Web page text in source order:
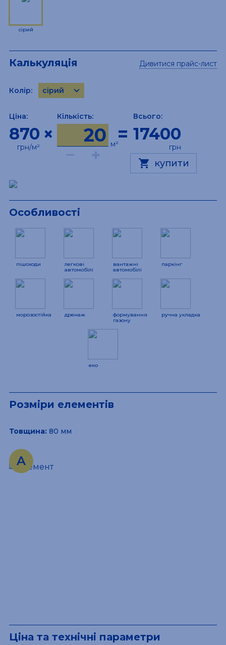
сірий
Калькуляція Дивитися прайс-лист
Колір: keyboard_arrow_down
сірий
Ціна:
870
грн/м²
×
Кількість:
м²
– +
=
Всього:
17400
грн
shopping_cart купити
Особливості
пішоходи
легкові
автомобілі
вантажні
автомобілі
паркінг
морозостійка дренаж
формування
газону
ручна укладка
еко
Розміри елементів
Товщина: 80 мм
Ціна та технічні параметри